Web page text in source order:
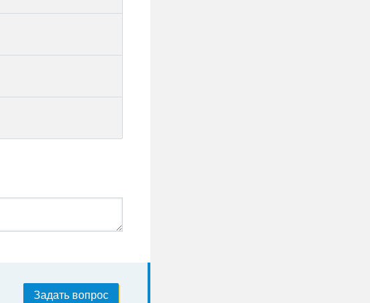
Задать вопрос